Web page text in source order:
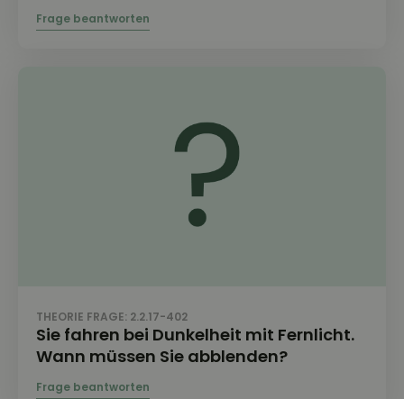
THEORIE FRAGE: 2.2.17-402
Sie fahren bei Dunkelheit mit Fernlicht.
Wann müssen Sie abblenden?